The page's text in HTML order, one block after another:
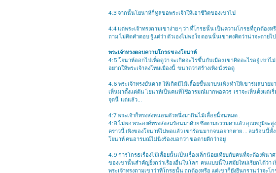
4:3 จากนั้นโยนาห์ก็ทูลขอพระเจ้าให้เอาชีวิตของเขาไป
4:4 แต่พระเจ้าทรงถามเขาง่าย ๆ ว่า ที่โกรธนั้น เป็นความโกรธที่ถูกต้อง
ถาม ไม่คิดคำตอบ รู้แต่ว่า ตัวเองไม่พอใจ ตอนนั้นเขาคงคิดว่าน่าจะตายไ
พระเจ้าทรงตอบความโกรธของโยนาห์
4:5 โยนาห์ออกไปเพื่อดูว่า จะเกิดอะไรขึ้นกับเมือง เขาคิดอะไรอยู่ เขาไ
อยากให้พระเจ้าลงโทษเมืองนี้ ขนาดว่าสร้างเพิง นั่งรอดู
4:6 พระเจ้าทรงบันดาล ให้เกิดมีไม้เลื้อยขึ้นมาบนเพิง ทำให้เขาร่มสบาย
เห็นมาตั้งแต่ต้น โยนาห์เป็นคนที่ใช้อารมณ์มากพอควร เราจะเห็นตั้งแต่เ
จุดนี้ แต่แล้ว…
4:7 พระเจ้าก็ทรงส่งหนอนตัวหนึ่งมากินไม้เลื้อยนี้จนหมด .
4:8 ไม่พอ พระองค์ทรงส่งลมร้อนมาด้วย ซึ่งตามธรรมดาแล้ว อุณหภูมิจะสู
คราวนี้ เพิงของโยนาห์ไม่พอแล้ว เขาร้อนมากจนอยากตาย … ลมร้อนนี้ทั้
โยนาห์ คนอารมณ์ไม่นิ่งร้องบอกว่า ขอตายดีกว่าอยู่
4:9 การโกรธเรื่องไม้เลื้อยนั้นเป็นเรื่องเล็กน้อยเทียบกับคนที่จะต้องพินา
ของเขานั้นสำคัญยิ่งกว่าเรื่องอื่นในโลก คนแบบนี้ในสมัยใหม่เรียกได้ว่า
พระเจ้าทรงถามเขาว่าที่โกรธนั้น ถูกต้องหรือ แต่เขาก็ยังยืนกรานว่าจะโ